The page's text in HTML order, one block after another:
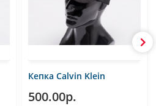
Кепка Calvin Klein
500.00р.